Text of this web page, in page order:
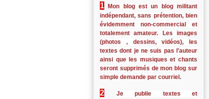
1
Mon blog est un blog militant
indépendant, sans prétention, bien
évidemment non-commercial et
totalement amateur. Les images
(photos , dessins, vidéos), les
textes dont je ne suis pas l'auteur
ainsi que les musiques et chants
seront supprimés de mon blog sur
simple demande par courriel.
2
Je publie textes et